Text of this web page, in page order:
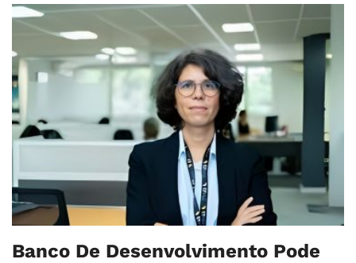
Banco De Desenvolvimento Pode